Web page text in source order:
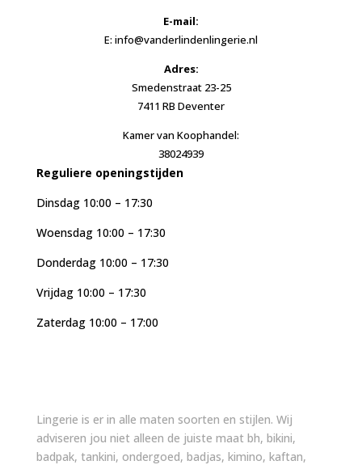
E-mail:
E: info@vanderlindenlingerie.nl
Adres:
Smedenstraat 23-25
7411 RB Deventer
Kamer van Koophandel:
38024939
Reguliere openingstijden
Dinsdag 10:00 – 17:30
Woensdag 10:00 – 17:30
Donderdag 10:00 – 17:30
Vrijdag 10:00 – 17:30
Zaterdag 10:00 – 17:00
Lingerie is er in alle maten soorten en stijlen. Wij
adviseren jou niet alleen de juiste maat bh, bikini,
badpak, tankini, ondergoed, badjas, kimino, kaftan,